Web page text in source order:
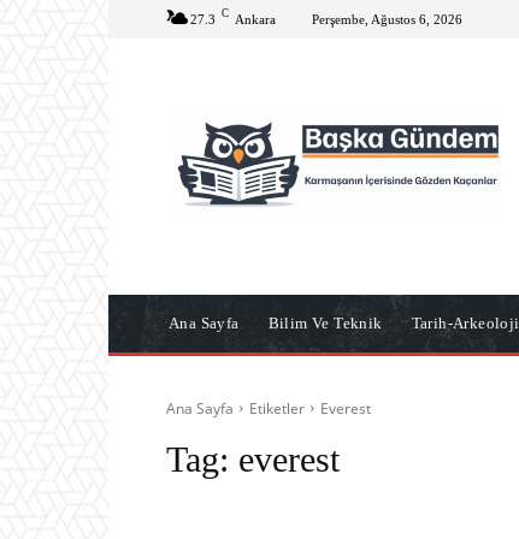
27.3 C Ankara Perşembe, Ağustos 6, 2026
Ana Sayfa Bilim Ve Teknik Tarih-Arkeoloji
Ana Sayfa Etiketler Everest
Tag: everest